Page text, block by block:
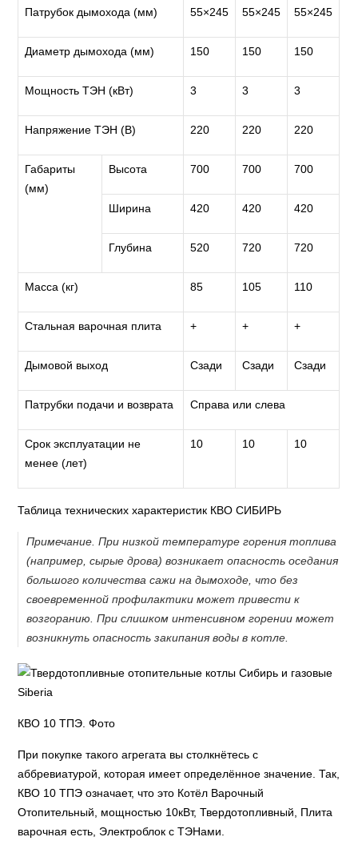
Патрубок дымохода (мм) 55×245 55×245 55×245
Диаметр дымохода (мм) 150 150 150
Мощность ТЭН (кВт) 3 3 3
Напряжение ТЭН (В) 220 220 220
Габариты
(мм)
Высота 700 700 700
Ширина 420 420 420
Глубина 520 720 720
Масса (кг) 85 105 110
Стальная варочная плита + + +
Дымовой выход Сзади Сзади Сзади
Патрубки подачи и возврата Справа или слева
Срок эксплуатации не
менее (лет)
10 10 10
Таблица технических характеристик КВО СИБИРЬ
Примечание. При низкой температуре горения топлива
(например, сырые дрова) возникает опасность оседания
большого количества сажи на дымоходе, что без
своевременной профилактики может привести к
возгоранию. При слишком интенсивном горении может
возникнуть опасность закипания воды в котле.
КВО 10 ТПЭ. Фото
При покупке такого агрегата вы столкнётесь с
аббревиатурой, которая имеет определённое значение. Так,
КВО 10 ТПЭ означает, что это Котёл Варочный
Отопительный, мощностью 10кВт, Твердотопливный, Плита
варочная есть, Электроблок с ТЭНами.